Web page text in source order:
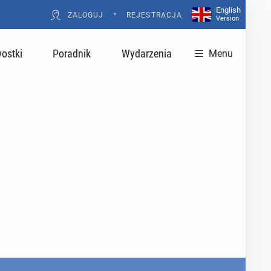
ZALOGUJ • REJESTRACJA
English
Version
Poradnik Wydarzenia Menu